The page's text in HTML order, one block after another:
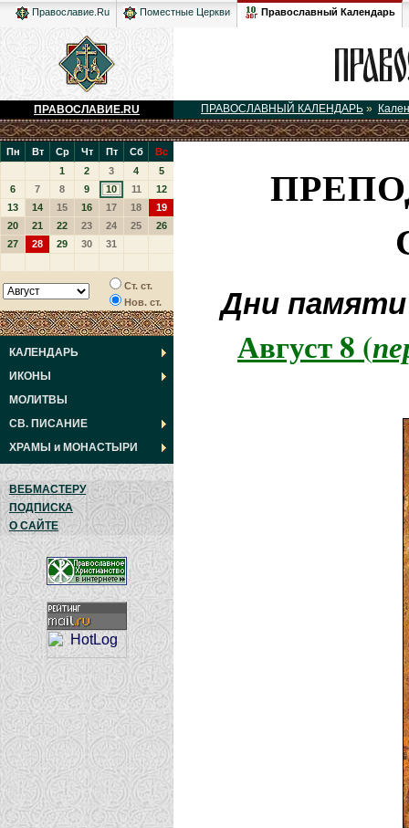
Православие.Ru Поместные Церкви Православный Календарь
ПРАВОСЛАВИЕ.RU ПРАВОСЛАВНЫЙ КАЛЕНДАРЬ »
Пн Вт Ср Чт Пт Сб
Вс
1
2 3 4
5
6
7 8 9 10 11
12
13
14 15 16 17 18
19
20
21 22 23 24 25
26
27
28 29 30 31
Ст. ст.
Нов. ст.
КАЛЕНДАРЬ
ИКОНЫ
МОЛИТВЫ
СВ. ПИСАНИЕ
ХРАМЫ и МОНАСТЫРИ
ВЕБМАСТЕРУ
ПОДПИСКА
О САЙТЕ
Дни памяти
Август 8 (